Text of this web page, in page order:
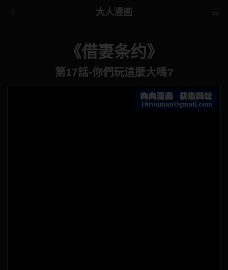
大人漫画
《借妻条约》
第17話-你們玩這麼大嗎?